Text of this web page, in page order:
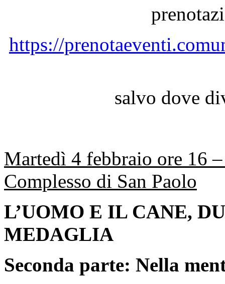
https://
salvo dove
Martedì 4 febbraio ore 16
Complesso di San Paolo
L’UOMO E IL CANE,
MEDAGLIA
Seconda parte: Nella